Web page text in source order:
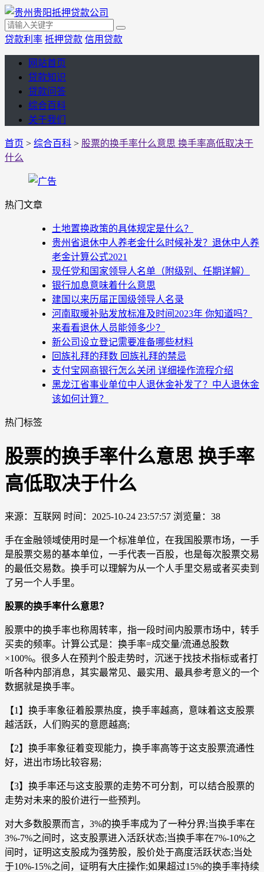
贷款利率 抵押贷款 信用贷款
网站首页
贷款知识
贷款问答
综合百科
关于我们
首页 > 综合百科 > 股票的换手率什么意思 换手率高低取决于
什么
热门文章
土地置换政策的具体规定是什么？
贵州省退休中人养老金什么时候补发？退休中人养
老金计算公式2021
现任党和国家领导人名单（附级别、任期详解）
银行加息意味着什么意思
建国以来历届正国级领导人名录
河南取暖补贴发放标准及时间2023年 你知道吗？
来看看退休人员能领多少？
新公司设立登记需要准备哪些材料
回族礼拜的拜数 回族礼拜的禁忌
支付宝网商银行怎么关闭 详细操作流程介绍
黑龙江省事业单位中人退休金补发了？中人退休金
该如何计算？
热门标签
股票的换手率什么意思 换手率
高低取决于什么
来源：互联网 时间：2025-10-24 23:57:57 浏览量：38
手在金融领域使用时是一个标准单位，在我国股票市场，一手
是股票交易的基本单位，一手代表一百股，也是每次股票交易
的最低交易数。换手可以理解为从一个人手里交易或者买卖到
了另一个人手里。
股票的换手率什么意思？
股票中的换手率也称周转率，指一段时间内股票市场中，转手
买卖的频率。计算公式是：换手率=成交量/流通总股数
×100%。很多人在预判个股走势时，沉迷于找技术指标或者打
听各种内部消息，其实最常见、最实用、最具参考意义的一个
数据就是换手率。
【1】换手率象征着股票热度，换手率越高，意味着这支股票
越活跃，人们购买的意愿越高;
【2】换手率象征着变现能力，换手率高等于这支股票流通性
好，进出市场比较容易;
【3】换手率还与这支股票的走势不可分割，可以结合股票的
走势对未来的股价进行一些预判。
对大多数股票而言，3%的换手率成为了一种分界;当换手率在
3%-7%之间时，这支股票进入活跃状态;当换手率在7%-10%之
间时，证明这支股成为强势股，股价处于高度活跃状态;当处
于10%-15%之间，证明有大庄操作;如果超过15%的换手率持续